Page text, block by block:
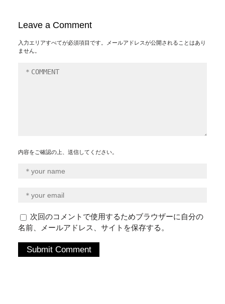
Leave a Comment
入力エリアすべてが必須項目です。メールアドレスが公開されることはあり
ません。
内容をご確認の上、送信してください。
次回のコメントで使用するためブラウザーに自分の
名前、メールアドレス、サイトを保存する。